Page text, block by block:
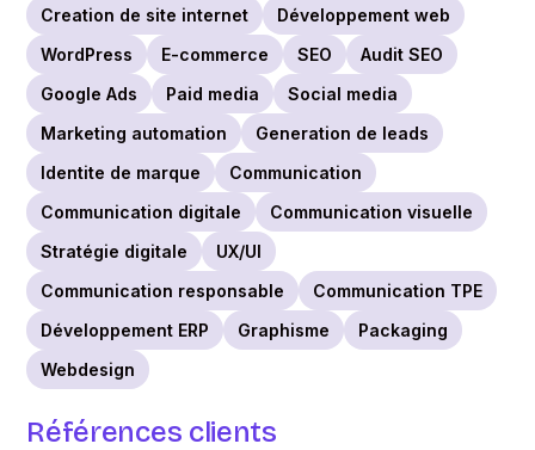
Creation de site internet
Développement web
WordPress
E-commerce SEO
Audit SEO
Google Ads
Paid media
Social media
Marketing automation
Generation de leads
Identite de marque
Communication
Communication digitale
Communication visuelle
Stratégie digitale
UX/UI
Communication responsable
Communication TPE
Développement ERP
Graphisme
Packaging
Webdesign
Références clients